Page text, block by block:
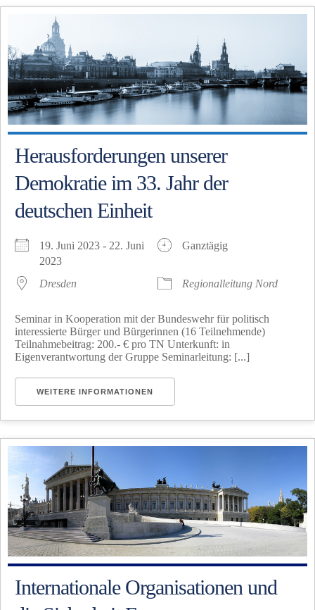
Herausforderungen unserer
Demokratie im 33. Jahr der
deutschen Einheit
19. Juni 2023 - 22. Juni
2023
Ganztägig
Dresden Regionalleitung Nord
Seminar in Kooperation mit der Bundeswehr für politisch
interessierte Bürger und Bürgerinnen (16 Teilnehmende)
Teilnahmebeitrag: 200.- € pro TN Unterkunft: in
Eigenverantwortung der Gruppe Seminarleitung: [...]
WEITERE INFORMATIONEN
Internationale Organisationen und